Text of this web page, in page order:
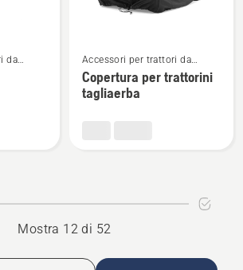
da
maggiori
dettagli
su
Accessori per trattori da
giardino
Copertura per trattorini
tagliaerba
Mostra 12 di 52